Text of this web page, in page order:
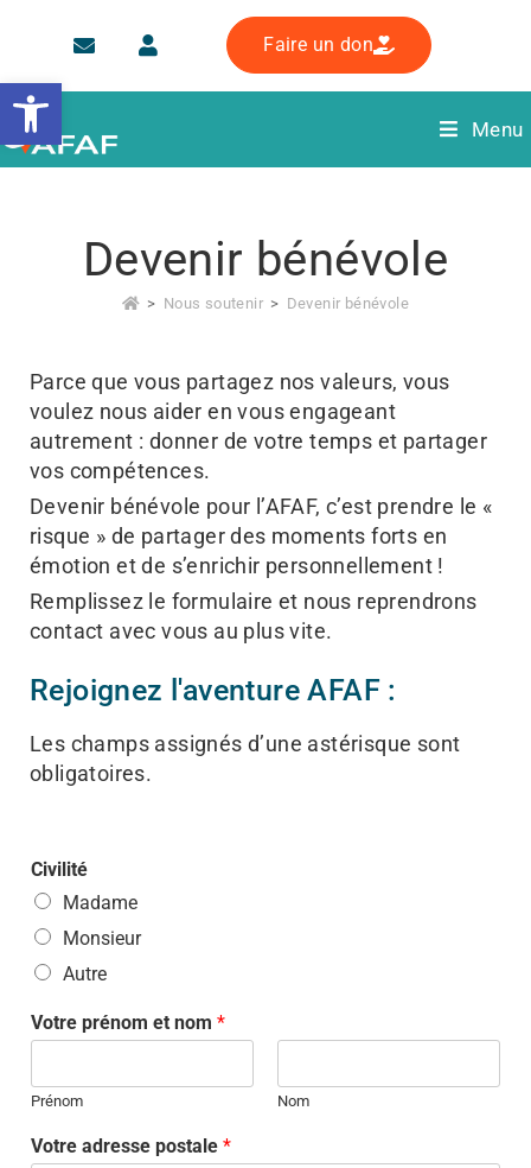
Ouvrir la barre d’outils
Faire un don
Menu
Devenir bénévole
> Nous soutenir > Devenir bénévole
Parce que vous partagez nos valeurs, vous
voulez nous aider en vous engageant
autrement : donner de votre temps et partager
vos compétences.
Devenir bénévole pour l’AFAF, c’est prendre le «
risque » de partager des moments forts en
émotion et de s’enrichir personnellement !
Remplissez le formulaire et nous reprendrons
contact avec vous au plus vite.
Rejoignez l'aventure AFAF :
Les champs assignés d’une astérisque sont
obligatoires.
Civilité
Madame
Monsieur
Autre
Votre prénom et nom *
Prénom Nom
Votre adresse postale *